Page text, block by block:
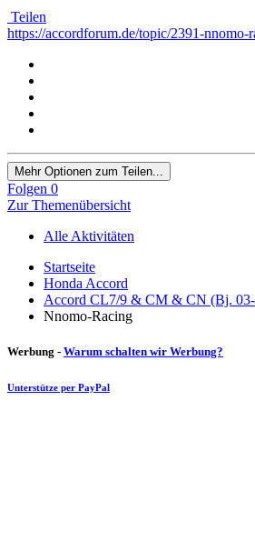
Teilen
https://accordforum.de/topic/2391-nnomo-
Mehr Optionen zum Teilen...
Folgen 0
Zur Themenübersicht
Alle Aktivitäten
Startseite
Honda Accord
Accord CL7/9 & CM & CN (Bj.
Nnomo-Racing
Werbung - Warum schalten wir Werbung?
Unterstütze per PayPal